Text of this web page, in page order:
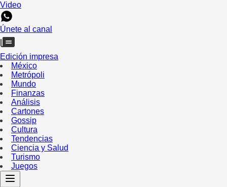
Video
Únete al canal
Edición impresa
México
Metrópoli
Mundo
Finanzas
Análisis
Cartones
Gossip
Cultura
Tendencias
Ciencia y Salud
Turismo
Juegos